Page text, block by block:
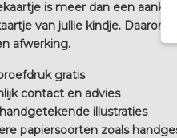
is meer dan een
van jullie kindje.
afwerking.
gratis
contact en advies
handgetekende illustraties
papiersoorten zoals